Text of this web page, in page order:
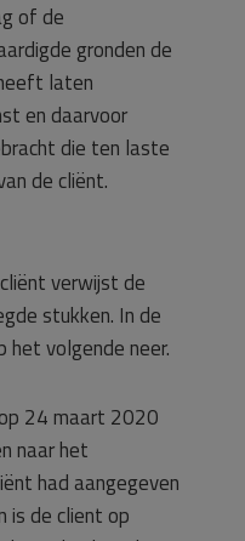
of de
gronden de
laten
en daarvoor
die ten laste
de cliënt.
verwijst de
stukken. In de
volgende neer.
24 maart 2020
naar het
had aangegeven
is de client op